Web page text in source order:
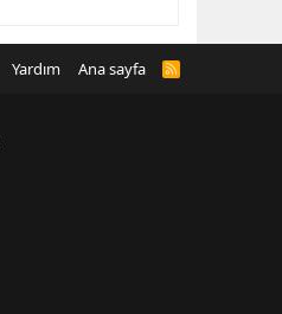
Yardım Ana sayfa
R